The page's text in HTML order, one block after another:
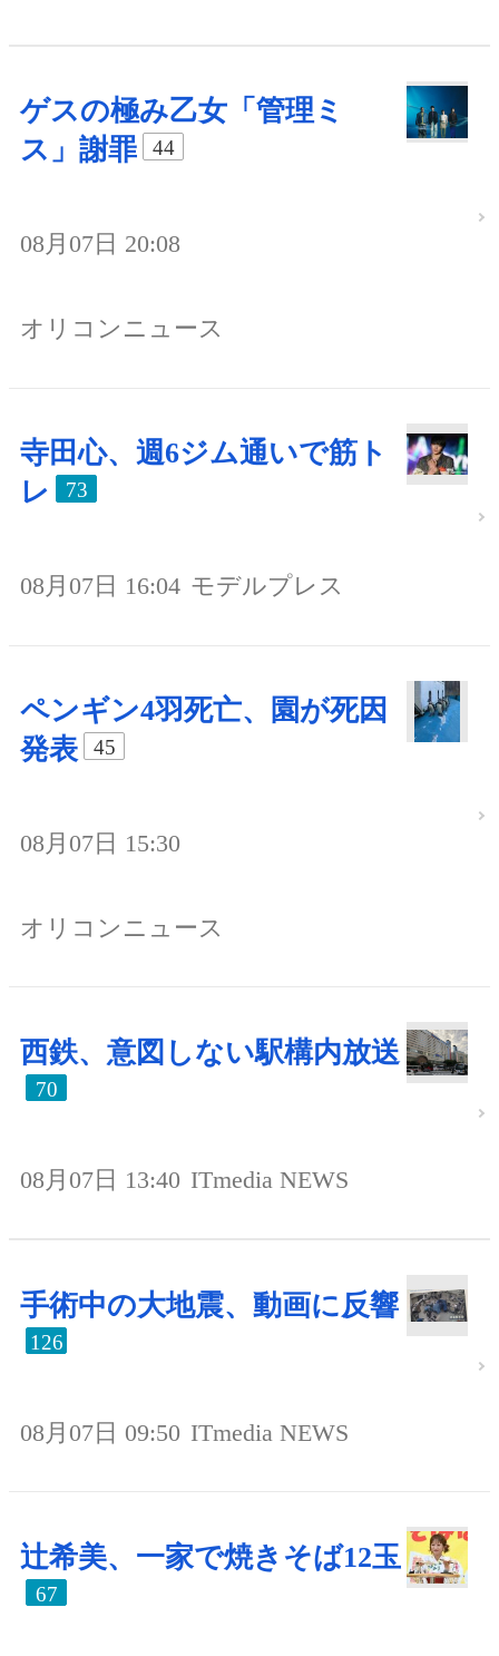
ゲスの極み乙女「管理ミ
ス」謝罪
44
08月07日 20:08
オリコンニュース
寺田心、週6ジム通いで筋ト
レ
73
08月07日 16:04 モデルプレス
ペンギン4羽死亡、園が死因
発表
45
08月07日 15:30
オリコンニュース
西鉄、意図しない駅構内放送
70
08月07日 13:40 ITmedia NEWS
手術中の大地震、動画に反響
126
08月07日 09:50 ITmedia NEWS
辻希美、一家で焼きそば12玉
67